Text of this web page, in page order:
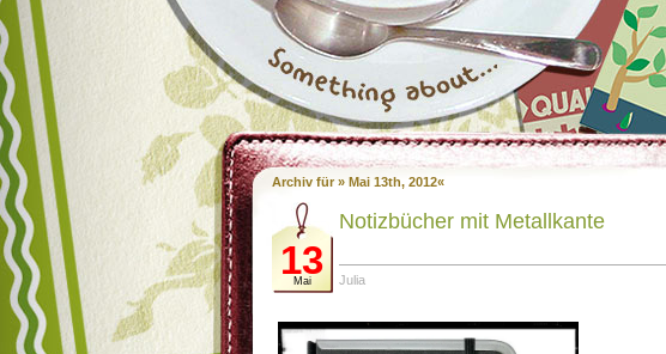
Archiv für » Mai 13th, 2012«
13
Mai
Notizbücher mit Metallkante
Julia